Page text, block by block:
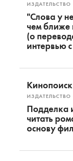
ИЗДАТЕЛЬСТВО
"Слова у
чем ближе
(о
интервью
Кинопоиск
ИЗДАТЕЛЬСТВО
Подделка
читать
основу